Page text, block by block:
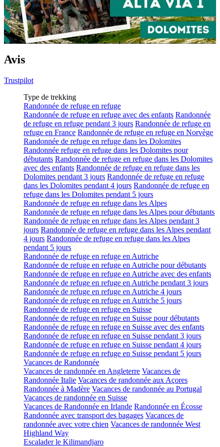
Avis
Trustpilot
Type de trekking
Randonnée de refuge en refuge
Randonnée de refuge en refuge avec des enfants Randonnée
de refuge en refuge pendant 3 jours Randonnée de refuge en
refuge en France Randonnée de refuge en refuge en Norvège
Randonnée de refuge en refuge dans les Dolomites
Randonnée refuge en refuge dans les Dolomites pour
débutants Randonnée de refuge en refuge dans les Dolomites
avec des enfants Randonnée de refuge en refuge dans les
Dolomites pendant 3 jours Randonnée de refuge en refuge
dans les Dolomites pendant 4 jours Randonnée de refuge en
refuge dans les Dolomites pendant 5 jours
Randonnée de refuge en refuge dans les Alpes
Randonnée de refuge en refuge dans les Alpes pour débutants
Randonnée de refuge en refuge dans les Alpes pendant 3
jours Randonnée de refuge en refuge dans les Alpes pendant
4 jours Randonnée de refuge en refuge dans les Alpes
pendant 5 jours
Randonnée de refuge en refuge en Autriche
Randonnée de refuge en refuge en Autriche pour débutants
Randonnée de refuge en refuge en Autriche avec des enfants
Randonnée de refuge en refuge en Autriche pendant 3 jours
Randonnée de refuge en refuge en Autriche 4 jours
Randonnée de refuge en refuge en Autriche 5 jours
Randonnée de refuge en refuge en Suisse
Randonnée de refuge en refuge en Suisse pour débutants
Randonnée de refuge en refuge en Suisse avec des enfants
Randonnée de refuge en refuge en Suisse pendant 3 jours
Randonnée de refuge en refuge en Suisse pendant 4 jours
Randonnée de refuge en refuge en Suisse pendant 5 jours
Vacances de Randonnée
Vacances de randonnée en Angleterre Vacances de
Randonnée Italie Vacances de randonnée aux Açores
Randonnée à Madère Vacances de randonnée au Portugal
Vacances de randonnée en Suisse
Vacances de Randonnée en Irlande Randonnée en Écosse
Randonnée avec transport des bagages Vacances de
randonnée avec votre chien Vacances de randonnée West
Highland Way
Escalader le Kilimandjaro